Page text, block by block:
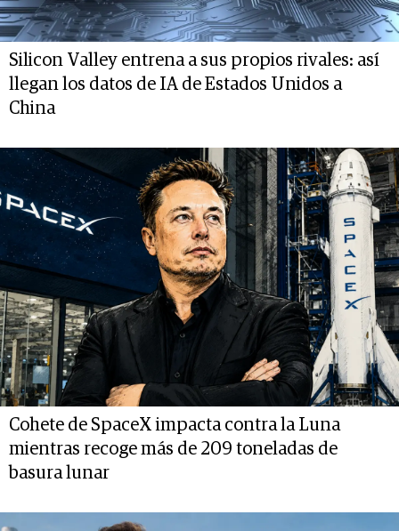
Silicon Valley entrena a sus propios rivales: así
llegan los datos de IA de Estados Unidos a
China
Cohete de SpaceX impacta contra la Luna
mientras recoge más de 209 toneladas de
basura lunar